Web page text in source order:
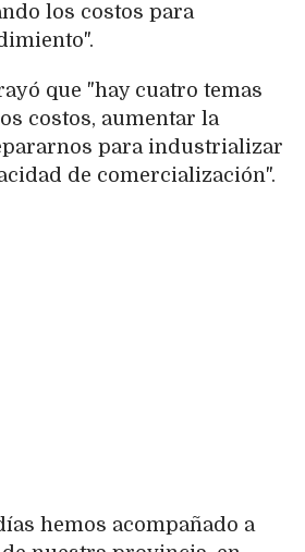
los costos para
que "hay cuatro temas
costos, aumentar la
para industrializar
de comercialización".
hemos acompañado a